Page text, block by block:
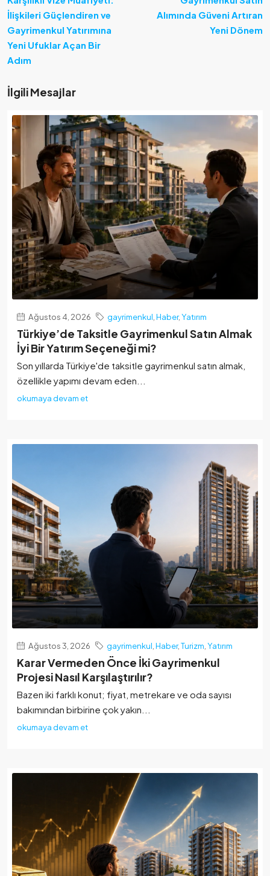
İlişkileri Güçlendiren ve
Gayrimenkul Yatırımına
Yeni Ufuklar Açan Bir
Adım
Alımında Güveni Artıran
Yeni Dönem
İlgili Mesajlar
Ağustos 4, 2026 gayrimenkul Haber,Yatırım
Türkiye’de Taksitle Gayrimenkul Satın Almak
İyi Bir Yatırım Seçeneği mi?
Son yıllarda Türkiye'de taksitle gayrimenkul satın almak,
özellikle yapımı devam eden...
okumaya devam et
Ağustos 3, 2026 gayrimenkul Haber,Turizm Yatırım
Karar Vermeden Önce İki Gayrimenkul
Projesi Nasıl Karşılaştırılır?
Bazen iki farklı konut; fiyat, metrekare ve oda sayısı
bakımından birbirine çok yakın...
okumaya devam et